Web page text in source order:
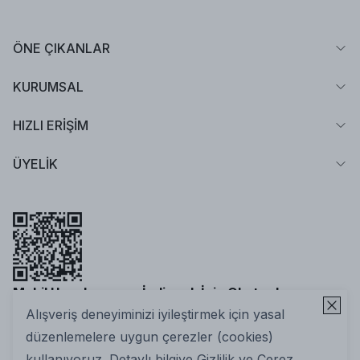
Alışveriş deneyiminizi iyileştirmek için yasal
düzenlemelere uygun çerezler (cookies)
ÖNE ÇIKANLAR
KURUMSAL
HIZLI ERİŞİM
ÜYELİK
Mobil Uygulamamızı İndirmek İçin Okutun!